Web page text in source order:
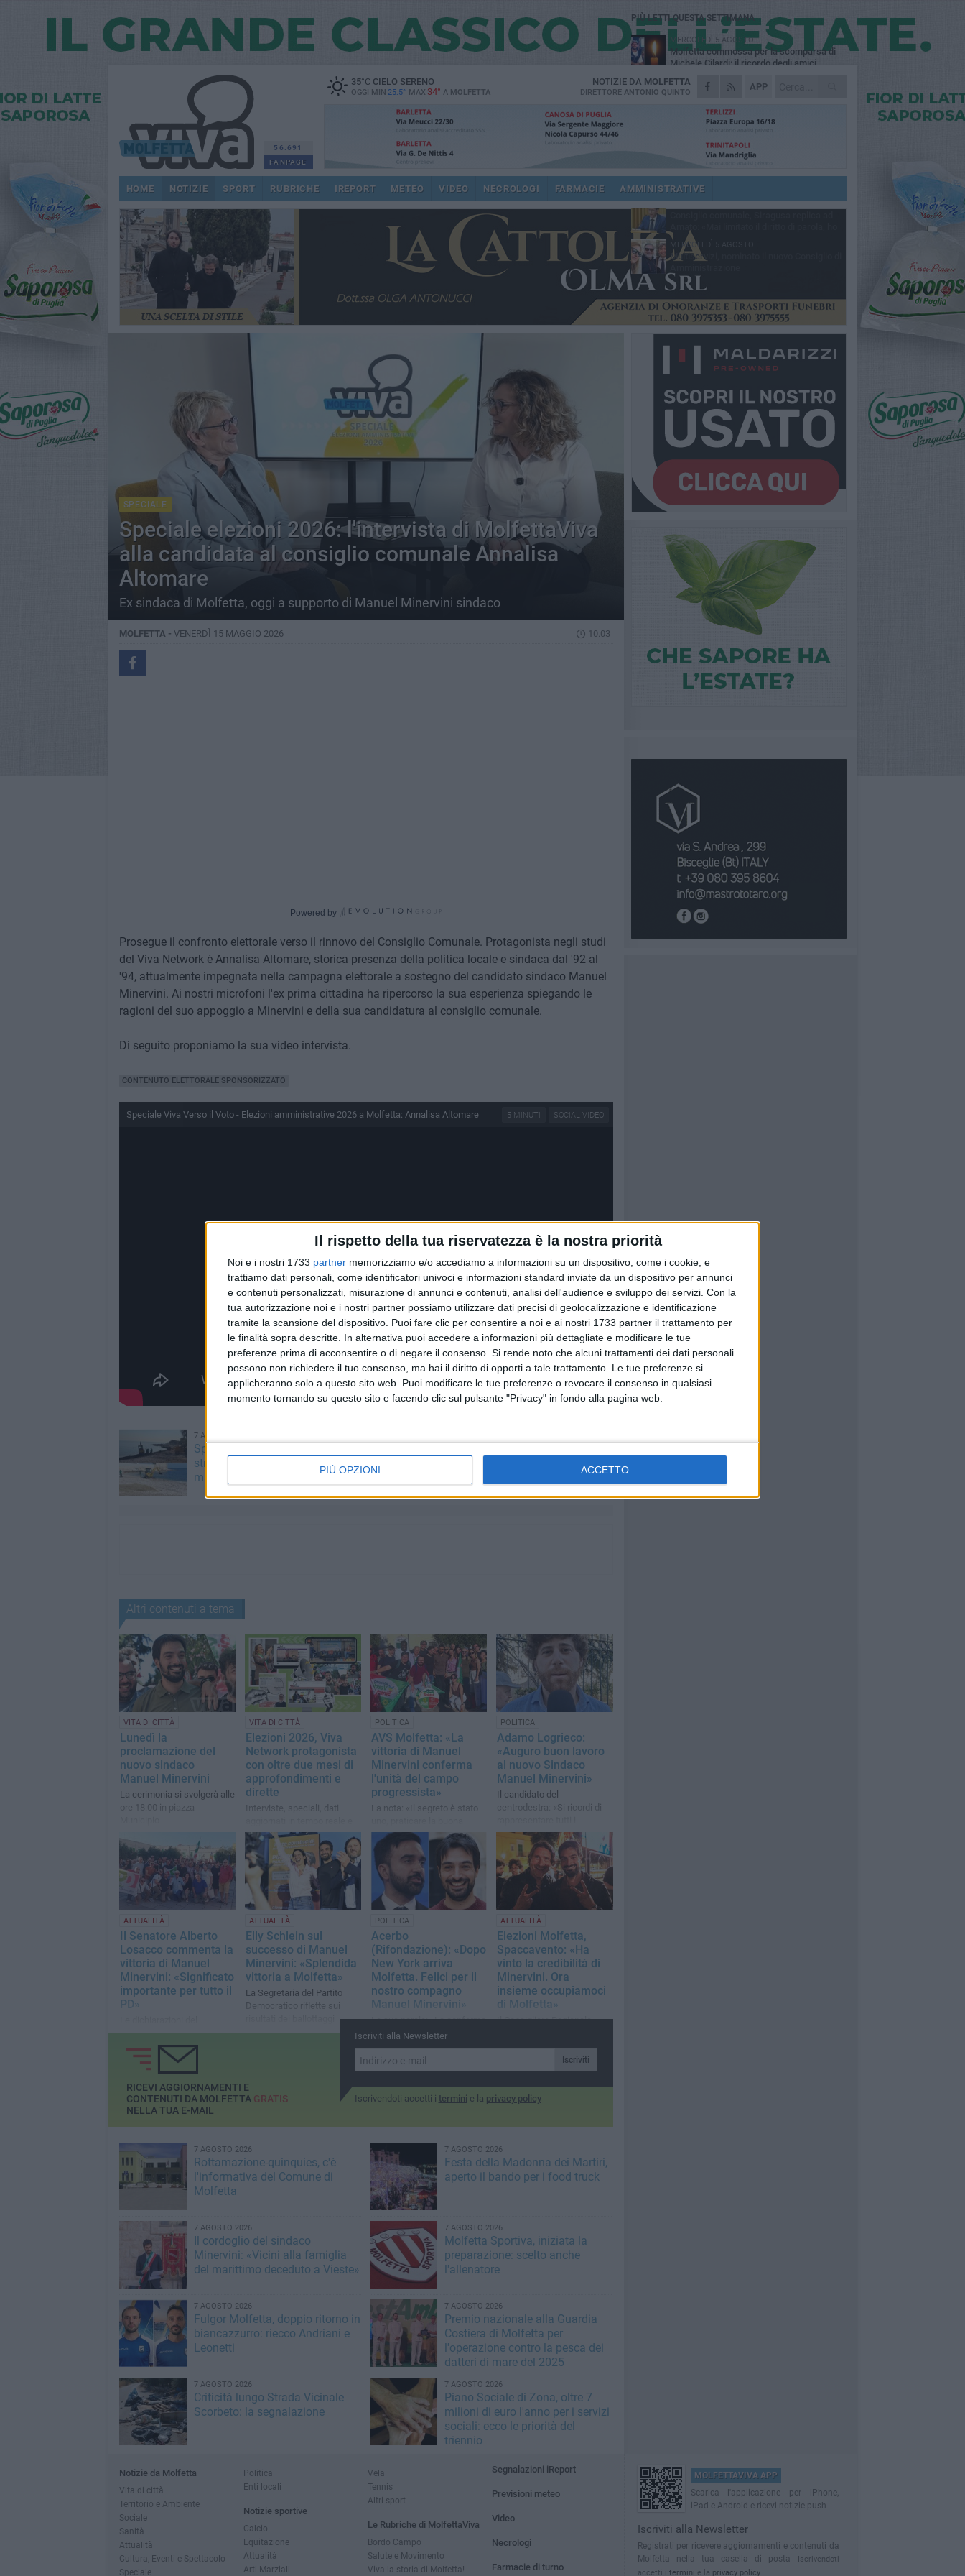
Il rispetto della tua riservatezza è la nostra priorità
Noi e i nostri 1733 partner memorizziamo e/o accediamo a informazioni su un dispositivo, come i cookie, e
trattiamo dati personali, come identificatori univoci e informazioni standard inviate da un dispositivo per annunci
e contenuti personalizzati, misurazione di annunci e contenuti, analisi dell'audience e sviluppo dei servizi. Con la
tua autorizzazione noi e i nostri partner possiamo utilizzare dati precisi di geolocalizzazione e identificazione
tramite la scansione del dispositivo. Puoi fare clic per consentire a noi e ai nostri 1733 partner il trattamento per
le finalità sopra descritte. In alternativa puoi accedere a informazioni più dettagliate e modificare le tue
preferenze prima di acconsentire o di negare il consenso. Si rende noto che alcuni trattamenti dei dati personali
possono non richiedere il tuo consenso, ma hai il diritto di opporti a tale trattamento. Le tue preferenze si
applicheranno solo a questo sito web. Puoi modificare le tue preferenze o revocare il consenso in qualsiasi
momento tornando su questo sito e facendo clic sul pulsante "Privacy" in fondo alla pagina web.
PIÙ OPZIONI ACCETTO
56.691
FANPAGE
35°CCIELO SERENO
OGGI MIN 25.5° MAX 34° A MOLFETTA
APP
NOTIZIE DA MOLFETTA
DIRETTORE ANTONIO QUINTO
HOME NOTIZIE SPORT RUBRICHE IREPORT METEO VIDEO NECROLOGI FARMACIE AMMINISTRATIVE
SPECIALE
Speciale elezioni 2026: l'intervista di MolfettaViva
alla candidata al consiglio comunale Annalisa
Altomare
Ex sindaca di Molfetta, oggi a supporto di Manuel Minervini sindaco
MOLFETTA - VENERDÌ 15 MAGGIO 2026 10.03
Powered by
Prosegue il confronto elettorale verso il rinnovo del Consiglio Comunale. Protagonista negli studi
del Viva Network è Annalisa Altomare, storica presenza della politica locale e sindaca dal '92 al
'94, attualmente impegnata nella campagna elettorale a sostegno del candidato sindaco Manuel
Minervini. Ai nostri microfoni l'ex prima cittadina ha ripercorso la sua esperienza spiegando le
ragioni del suo appoggio a Minervini e della sua candidatura al consiglio comunale.
Di seguito proponiamo la sua video intervista.
CONTENUTO ELETTORALE SPONSORIZZATO
SOCIAL VIDEO
5 MINUTI
Speciale Viva Verso il Voto - Elezioni amministrative 2026 a Molfetta: Annalisa Altomare
7 AGOSTO 2026
Spiagge libere, via alla pulizia
straordinaria a Molfetta dopo le
mareggiate
spessore: arrivano i molfettesi
Altri contenuti a tema
VITA DI CITTÀ
Lunedì la
proclamazione del
nuovo sindaco
Manuel Minervini
La cerimonia si svolgerà alle
ore 18:00 in piazza
VITA DI CITTÀ
Elezioni 2026, Viva
Network protagonista
con oltre due mesi di
approfondimenti e
dirette
Interviste, speciali, dati
dirette: un grande lavoro di
squadra che ha coinvolto
giornalisti, collaboratori e
tecnici
POLITICA
AVS Molfetta: «La
vittoria di Manuel
Minervini conferma
l'unità del campo
progressista»
La nota: «Il segreto è stato
politica»
POLITICA
Adamo Logrieco:
«Auguro buon lavoro
al nuovo Sindaco
Manuel Minervini»
Il candidato del
centrodestra: «Si ricordi di
molfettesi»
ATTUALITÀ
Il Senatore Alberto
Losacco commenta la
vittoria di Manuel
Minervini: «Significato
importante per tutto il
PD»
Commissario del Circolo del
Partito Democratico di
Molfetta
ATTUALITÀ
Elly Schlein sul
successo di Manuel
Minervini: «Splendida
vittoria a Molfetta»
La Segretaria del Partito
Democratico riflette sui
POLITICA
Acerbo
(Rifondazione): «Dopo
New York arriva
Molfetta. Felici per il
nostro compagno
Manuel Minervini»
Le sue parole: «La conferma
che c'è voglia di sinistra
coinvolgendo i giovani e il
popolo»
ATTUALITÀ
Elezioni Molfetta,
Spaccavento: «Ha
vinto la credibilità di
Minervini. Ora
insieme occupiamoci
di Molfetta»
​Il Consigliere Regionale
«Proposta politica matura»
Iscriviti alla Newsletter
Iscriviti
Iscrivendoti accetti i termini e la privacy policy
RICEVI AGGIORNAMENTI E
CONTENUTI DA MOLFETTA GRATIS
NELLA TUA E-MAIL
7 AGOSTO 2026
Rottamazione-quinquies, c'è
l'informativa del Comune di
Molfetta
7 AGOSTO 2026
Festa della Madonna dei Martiri,
aperto il bando per i food truck
7 AGOSTO 2026
Il cordoglio del sindaco
Minervini: «Vicini alla famiglia
del marittimo deceduto a Vieste»
7 AGOSTO 2026
Molfetta Sportiva, iniziata la
preparazione: scelto anche
l'allenatore
7 AGOSTO 2026
Fulgor Molfetta, doppio ritorno in
biancazzurro: riecco Andriani e
Leonetti
7 AGOSTO 2026
Premio nazionale alla Guardia
Costiera di Molfetta per
l'operazione contro la pesca dei
datteri di mare del 2025
7 AGOSTO 2026
Criticità lungo Strada Vicinale
Scorbeto: la segnalazione
7 AGOSTO 2026
Piano Sociale di Zona, oltre 7
milioni di euro l'anno per i servizi
sociali: ecco le priorità del
triennio
PIÙ LETTI QUESTA SETTIMANA
MERCOLEDÌ 5 AGOSTO
Molfetta commossa per la scomparsa di
Michele Cilardi: il ricordo degli amici
GIOVEDÌ 6 AGOSTO
Marittimo molfettese muore a bordo di un
SABATO 1 AGOSTO
accompagnatori per gli scuolabus:
pubblicato il bando
Molfetta piange Marta Maria Pisani, ultima
maestra della sartoria molfettese
SABATO 1 AGOSTO
fatto rispettare il regolamento»
MERCOLEDÌ 5 AGOSTO
Multiservizi, nominato il nuovo Consiglio di
Notizie da Molfetta
Vita di città
Territorio e Ambiente
Sociale
Sanità
Attualità
Cultura, Eventi e Spettacolo
Speciale
Politica
Enti locali
Notizie sportive
Calcio
Equitazione
Attualità
Arti Marziali
Vela
Tennis
Altri sport
Le Rubriche di MolfettaViva
Bordo Campo
Salute e Movimento
Viva la storia di Molfetta!
Segnalazioni iReport
Previsioni meteo
Video
Necrologi
Farmacie di turno
MOLFETTAVIVA APP
Scarica l'applicazione per iPhone,
iPad e Android e ricevi notizie push
Iscriviti alla Newsletter
Registrati per ricevere aggiornamenti e contenuti da
Molfetta nella tua casella di posta
Iscrivendoti
accetti i termini e la privacy policy